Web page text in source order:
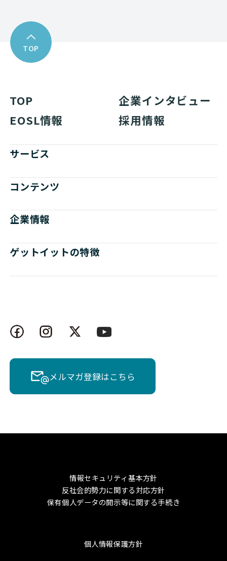
TOP
TOP
企業インタビュー
EOSL情報
採用情報
サービス
コンテンツ
企業情報
ゲットイットの特徴
メルマガ登録はこちら
情報セキュリティ基本方針
反社会的勢力に関する対応方針
保有個人データの開示等に関する手続き
個人情報保護方針